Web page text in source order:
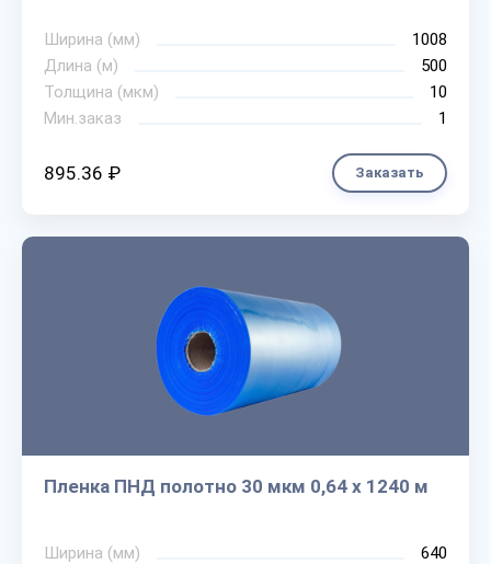
Ширина (мм)
1008
Длина (м)
500
Толщина (мкм)
10
Мин.заказ
1
895.36 ₽ Заказать
Пленка ПНД полотно 30 мкм 0,64 х 1240 м
Ширина (мм)
640